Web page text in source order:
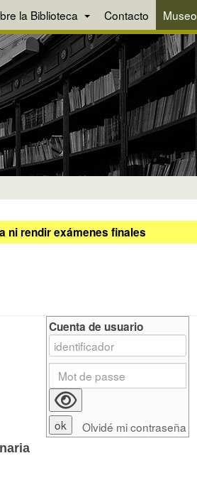
la Biblioteca Contacto Museo
ni rendir exámenes finales
Cuenta de usuario
Olvidé mi contraseña